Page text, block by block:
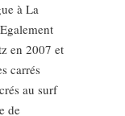
à La
en 2007 et
carrés
au surf
de